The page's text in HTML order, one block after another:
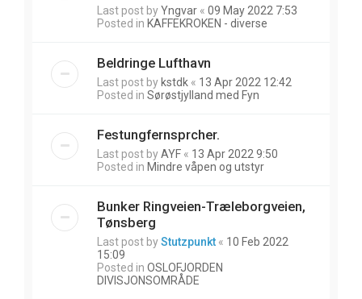
Last post byYngvar « 09 May 2022 7:53
Posted in KAFFEKROKEN - diverse
Beldringe Lufthavn
Last post by kstdk « 13 Apr 2022 12:42
Posted in Sørøstjylland med Fyn
Festungfernsprcher.
Last post byAYF « 13 Apr 2022 9:50
Posted in Mindre våpen og utstyr
Bunker Ringveien-Træleborgveien,
Tønsberg
Last post byStutzpunkt « 10 Feb 2022
15:09
Posted in OSLOFJORDEN
DIVISJONSOMRÅDE